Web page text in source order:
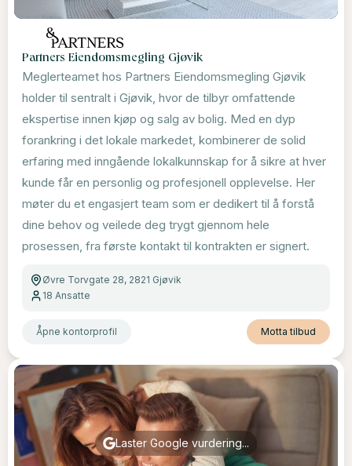
Partners Eiendomsmegling Gjøvik
Meglerteamet hos Partners Eiendomsmegling Gjøvik
holder til sentralt i Gjøvik, hvor de tilbyr omfattende
ekspertise innen kjøp og salg av bolig. Med en dyp
forankring i det lokale markedet, kombinerer de solid
erfaring med inngående lokalkunnskap for å sikre at hver
kunde får en personlig og profesjonell opplevelse. Her
møter du et engasjert team som er dedikert til å forstå
dine behov og veilede deg trygt gjennom hele
prosessen, fra første kontakt til kontrakten er signert.
Øvre Torvgate 28, 2821 Gjøvik
18 Ansatte
Åpne kontorprofil Motta tilbud
Laster Google vurdering...